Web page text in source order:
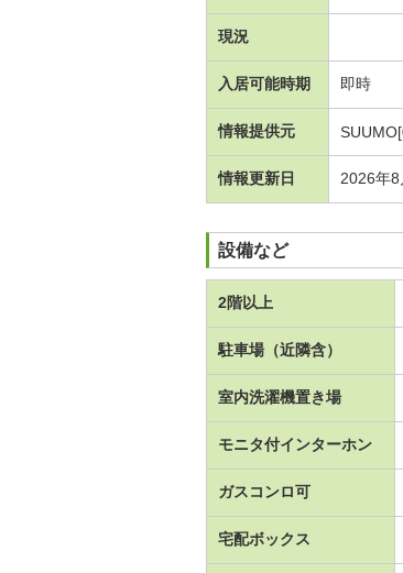
現況
入居可能時期 即時
情報提供元
情報更新日 2026年8
設備など
2階以上
駐車場（近隣含）
室内洗濯機置き場
モニタ付インターホン
ガスコンロ可
宅配ボックス